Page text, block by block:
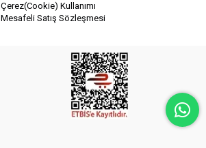
Çerez(Cookie) Kullanımı
Mesafeli Satış Sözleşmesi